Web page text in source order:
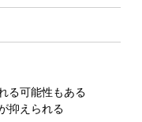
る可能性もある
抑えられる